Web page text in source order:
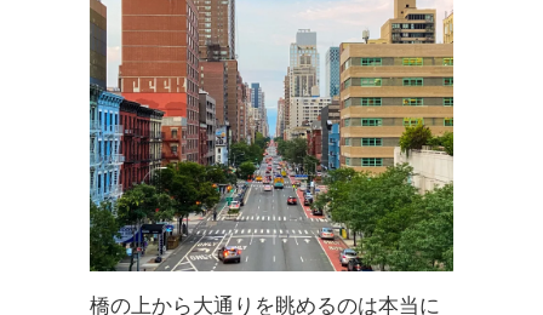
橋の上から大通りを眺めるのは本当に